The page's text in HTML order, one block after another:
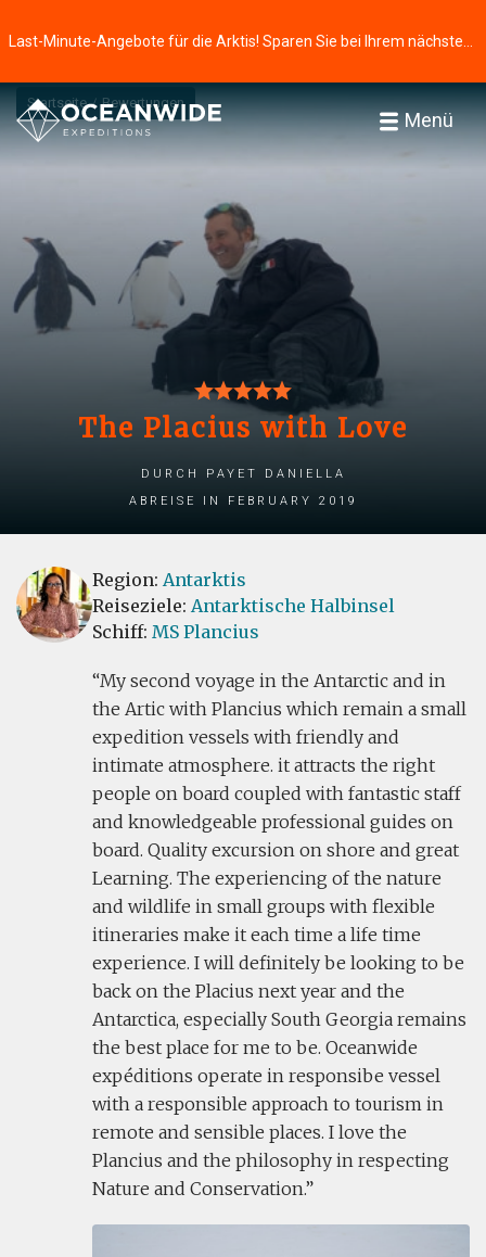
Menü
Startseite Bewertungen
The Placius with Love
durch Payet Daniella
Abreise in February 2019
Region: Antarktis
Reiseziele: Antarktische Halbinsel
Schiff: MS Plancius
My second voyage in the Antarctic and in
the Artic with Plancius which remain a small
expedition vessels with friendly and
intimate atmosphere. it attracts the right
people on board coupled with fantastic staff
and knowledgeable professional guides on
board. Quality excursion on shore and great
Learning. The experiencing of the nature
and wildlife in small groups with flexible
itineraries make it each time a life time
experience. I will definitely be looking to be
back on the Placius next year and the
Antarctica, especially South Georgia remains
the best place for me to be. Oceanwide
expéditions operate in responsibe vessel
with a responsible approach to tourism in
remote and sensible places. I love the
Plancius and the philosophy in respecting
Nature and Conservation.